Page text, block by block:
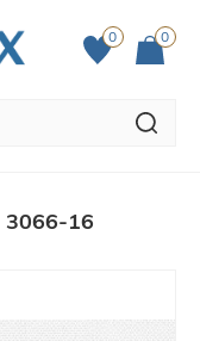
0 0
3066-16